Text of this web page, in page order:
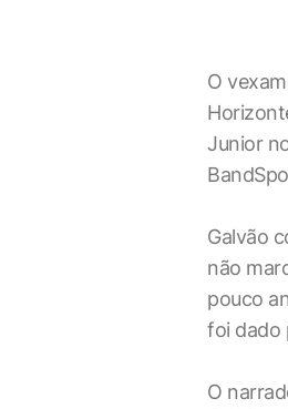
O
Junior
Galvão
não
pouco
foi dado
O